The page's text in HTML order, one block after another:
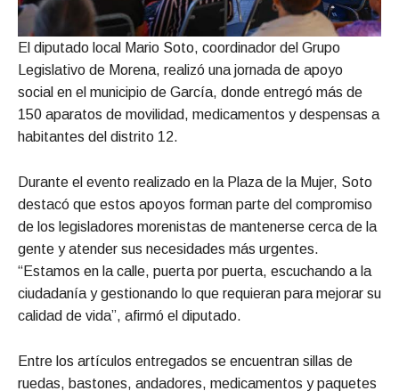
El diputado local Mario Soto, coordinador del Grupo
Legislativo de Morena, realizó una jornada de apoyo
social en el municipio de García, donde entregó más de
150 aparatos de movilidad, medicamentos y despensas a
habitantes del distrito 12.
Durante el evento realizado en la Plaza de la Mujer, Soto
destacó que estos apoyos forman parte del compromiso
de los legisladores morenistas de mantenerse cerca de la
gente y atender sus necesidades más urgentes.
“Estamos en la calle, puerta por puerta, escuchando a la
ciudadanía y gestionando lo que requieran para mejorar su
calidad de vida”, afirmó el diputado.
Entre los artículos entregados se encuentran sillas de
ruedas, bastones, andadores, medicamentos y paquetes